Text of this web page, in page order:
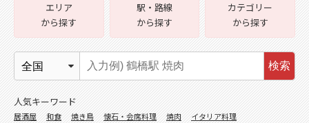
エリア
から探す
駅・路線
から探す
カテゴリー
から探す
検索
人気キーワード
居酒屋 和食 焼き鳥 懐石・会席料理 焼肉
イタリア料理